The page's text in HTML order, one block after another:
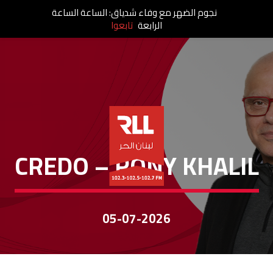
CREDO
CREDO – RONY KHALIL
05-07-2026
نجوم الضهر مع وفاء شدياق: الساعة الساعة
الرابعة تابعوا